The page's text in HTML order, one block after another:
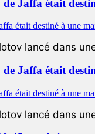
Jaffa était
lancé dans
Jaffa était
lancé dans